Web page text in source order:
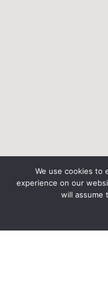
We use cookies to
experience on our
will assume